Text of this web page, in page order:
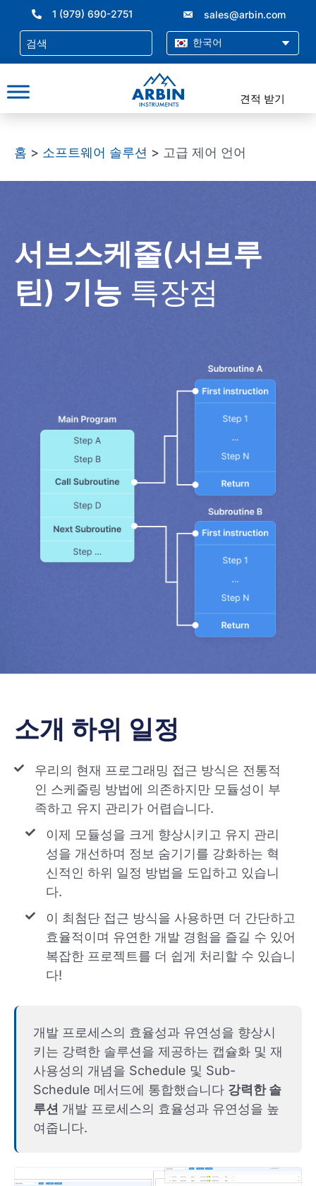
너
1 (979) 690-2751 sales@arbin.com
한국어
견적 받기
홈 > 소프트웨어 솔루션 > 고급 제어 언어
서브스케줄(서브루
틴) 기능 특장점
소개 하위 일정
우리의 현재 프로그래밍 접근 방식은 전통적
인 스케줄링 방법에 의존하지만 모듈성이 부
족하고 유지 관리가 어렵습니다.
이제 모듈성을 크게 향상시키고 유지 관리
성을 개선하며 정보 숨기기를 강화하는 혁
신적인 하위 일정 방법을 도입하고 있습니
다.
이 최첨단 접근 방식을 사용하면 더 간단하고
효율적이며 유연한 개발 경험을 즐길 수 있어
복잡한 프로젝트를 더 쉽게 처리할 수 있습니
다!
개발 프로세스의 효율성과 유연성을 향상시
키는 강력한 솔루션을 제공하는 캡슐화 및 재
사용성의 개념을 Schedule 및 Sub-
Schedule 메서드에 통합했습니다 강력한 솔
루션 개발 프로세스의 효율성과 유연성을 높
여줍니다.